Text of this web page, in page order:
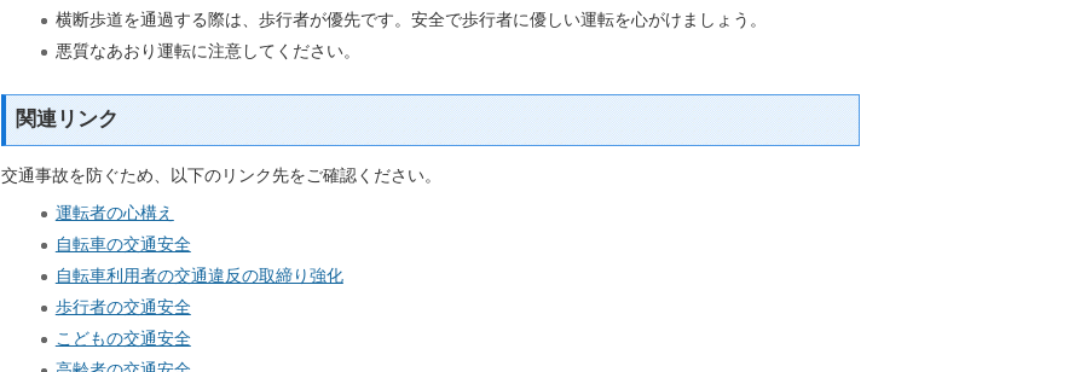
横断歩道を通過する際は、歩行者が優先です。安全で歩行者に優しい運転を心がけましょう。
悪質なあおり運転に注意してください。
関連リンク
交通事故を防ぐため、以下のリンク先をご確認ください。
運転者の心構え
自転車の交通安全
自転車利用者の交通違反の取締り強化
歩行者の交通安全
こどもの交通安全